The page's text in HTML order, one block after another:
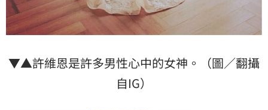
▼▲許維恩是許多男性心中的女神。（圖／翻攝
自IG）